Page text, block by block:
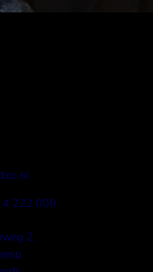
4 222 000
2,